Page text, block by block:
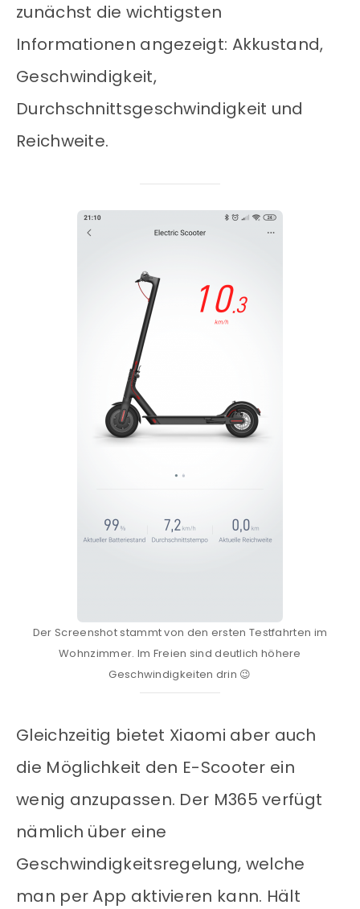
zunächst die wichtigsten
Informationen angezeigt: Akkustand,
Geschwindigkeit,
Durchschnittsgeschwindigkeit und
Reichweite.
Der Screenshot stammt von den ersten Testfahrten im
Wohnzimmer. Im Freien sind deutlich höhere
Geschwindigkeiten drin 😉
Gleichzeitig bietet Xiaomi aber auch
die Möglichkeit den E-Scooter ein
wenig anzupassen. Der M365 verfügt
nämlich über eine
Geschwindigkeitsregelung, welche
man per App aktivieren kann. Hält